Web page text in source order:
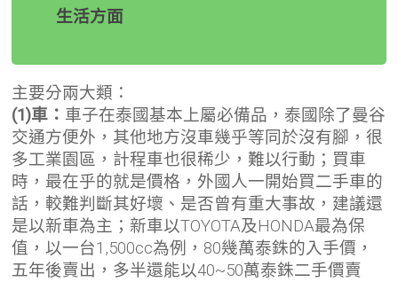
生活方面
主要分兩大類：
(1)車： 車子在泰國基本上屬必備品，泰國除了曼谷
交通方便外，其他地方沒車幾乎等同於沒有腳，很
多工業園區，計程車也很稀少，難以行動；買車
時，最在乎的就是價格，外國人一開始買二手車的
話，較難判斷其好壞、是否曾有重大事故，建議還
是以新車為主；新車以TOYOTA及HONDA最為保
值，以一台1,500cc為例，80幾萬泰銖的入手價，
五年後賣出，多半還能以40~50萬泰銖二手價賣